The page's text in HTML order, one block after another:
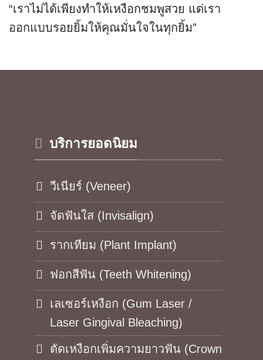
“เราไม่ได้เพียงทำให้เหงือกชมพูสวย แต่เรา
ออกแบบรอยยิ้มให้คุณมั่นใจในทุกยิ้ม”
บริการยอดนิยม
วีเนียร์ (Veneer)
จัดฟันใส (Invisalign)
รากเทียม (Plant Implant)
ฟอกสีฟัน (Teeth Whitening)
เลเซอร์เหงือก (Gum Laser /
Laser Gingival Bleaching)
ตัดเหงือกเพิ่มความยาวฟัน (Crown